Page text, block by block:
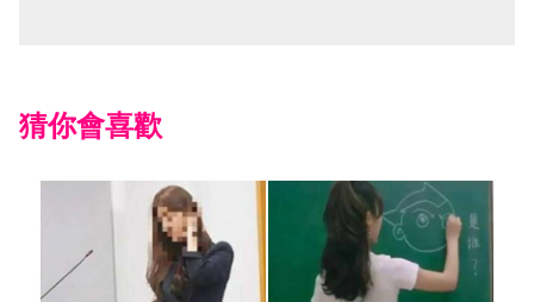
猜你會喜歡